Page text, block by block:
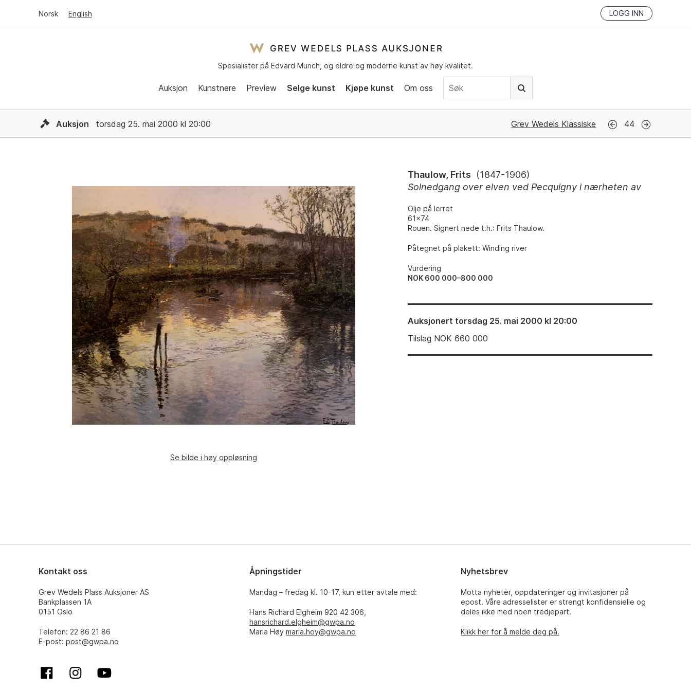
Norsk English LOGG INN
Spesialister på Edvard Munch, og eldre og moderne kunst av høy kvalitet.
Auksjon Kunstnere Preview Selge kunst Kjøpe kunst Om oss
Auksjon torsdag 25. mai 2000 kl 20:00 Grev Wedels Klassiske 44
Se bilde i høy oppløsning
Thaulow, Frits (1847-1906)
Solnedgang over elven ved Pecquigny i nærheten av
Olje på lerret
61x74
Rouen. Signert nede t.h.: Frits Thaulow.
Påtegnet på plakett: Winding river
Vurdering
NOK 600 000–800 000
Auksjonert torsdag 25. mai 2000 kl 20:00
Tilslag NOK660 000
Kontakt oss
Grev Wedels Plass Auksjoner AS
Bankplassen 1A
0151 Oslo
Telefon: 22 86 21 86
E-post: post@gwpa.no
Åpningstider
Mandag – fredag kl. 10-17, kun etter avtale med:
Hans Richard Elgheim 920 42 306,
hansrichard.elgheim@gwpa.no
Maria Høymaria.hoy@gwpa.no
Nyhetsbrev
Motta nyheter, oppdateringer og invitasjoner på
epost. Våre adresselister er strengt konfidensielle og
deles ikke med noen tredjepart.
Klikk her for å melde deg på.